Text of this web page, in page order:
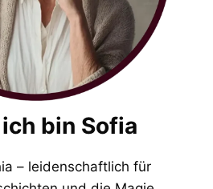
bin Sofia
– leidenschaftlich für